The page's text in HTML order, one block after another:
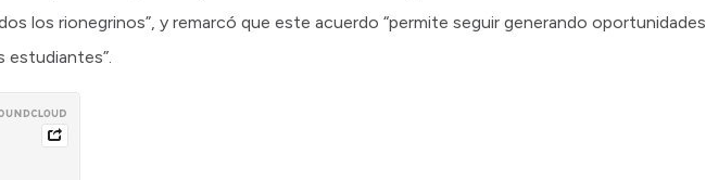
los rionegrinos”, y remarcó que este acuerdo “permite seguir generando oportunidades
estudiantes”.